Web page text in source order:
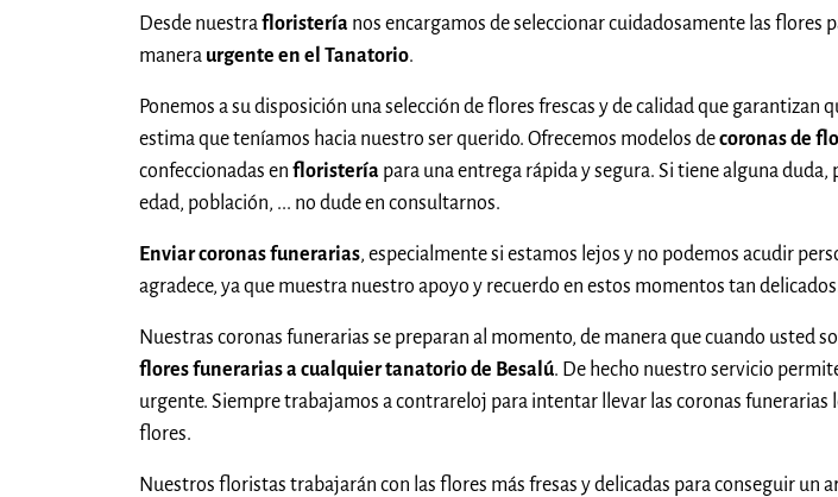
Desde nuestrafloristería nos encargamos de seleccionar cuidadosamente las flores
manera urgente en el Tanatorio.
Ponemos a su disposición una selección de flores frescas y de calidad que garantizan
estima que teníamos hacia nuestro ser querido. Ofrecemos modelos decoronas de
confeccionadas en floristería para una entrega rápida y segura. Si tiene alguna
edad, población, ... no dude en consultarnos.
Enviar coronas funerarias, especialmente si estamos lejos y no podemos acudir
agradece, ya que muestra nuestro apoyo y recuerdo en estos momentos tan
Nuestras coronas funerarias se preparan al momento, de manera que cuando usted
flores funerarias a cualquier tanatorio de Besalú. De hecho nuestro servicio
urgente. Siempre trabajamos a contrareloj para intentar llevar las coronas funerarias
flores.
Nuestros floristas trabajarán con las flores más fresas y delicadas para conseguir un